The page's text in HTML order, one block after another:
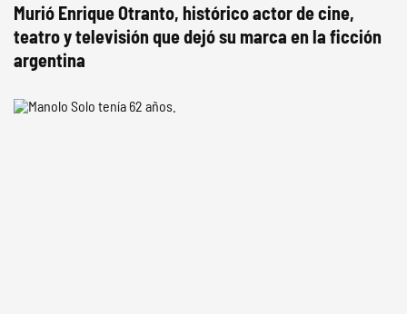
Murió Enrique Otranto, histórico actor de cine,
teatro y televisión que dejó su marca en la ficción
argentina